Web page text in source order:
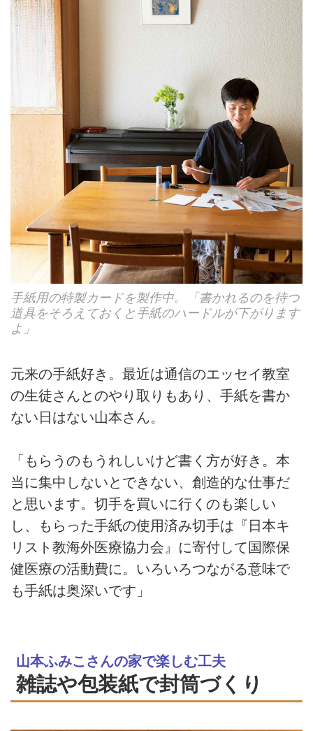
手紙用の特製カードを製作中。「書かれるのを待つ
道具をそろえておくと手紙のハードルが下がります
よ」
元来の手紙好き。最近は通信のエッセイ教室
の生徒さんとのやり取りもあり、手紙を書か
ない日はない山本さん。
「もらうのもうれしいけど書く方が好き。本
当に集中しないとできない、創造的な仕事だ
と思います。切手を買いに行くのも楽しい
し、もらった手紙の使用済み切手は『日本キ
リスト教海外医療協力会』に寄付して国際保
健医療の活動費に。いろいろつながる意味で
も手紙は奥深いです」
山本ふみこさんの家で楽しむ工夫
雑誌や包装紙で封筒づくり